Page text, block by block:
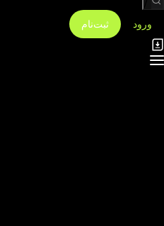
ورود
ثبت‌نام